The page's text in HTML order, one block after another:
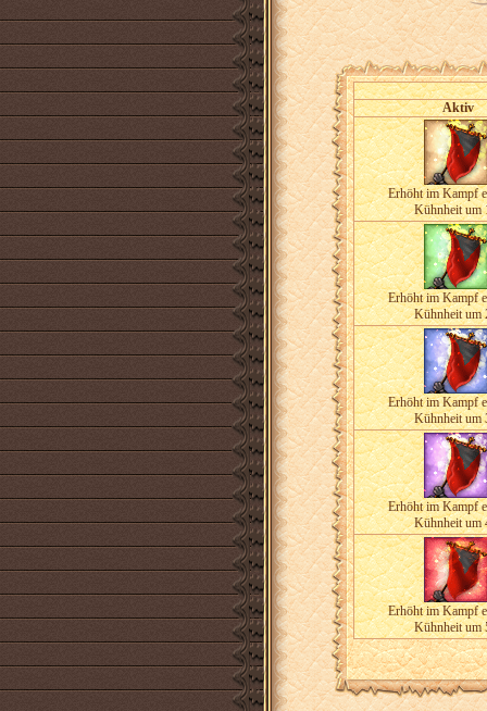
Aktiv
Erhöht im Kampf
Kühnheit um
Erhöht im Kampf
Kühnheit um
Erhöht im Kampf
Kühnheit um
Erhöht im Kampf
Kühnheit um
Erhöht im Kampf
Kühnheit um